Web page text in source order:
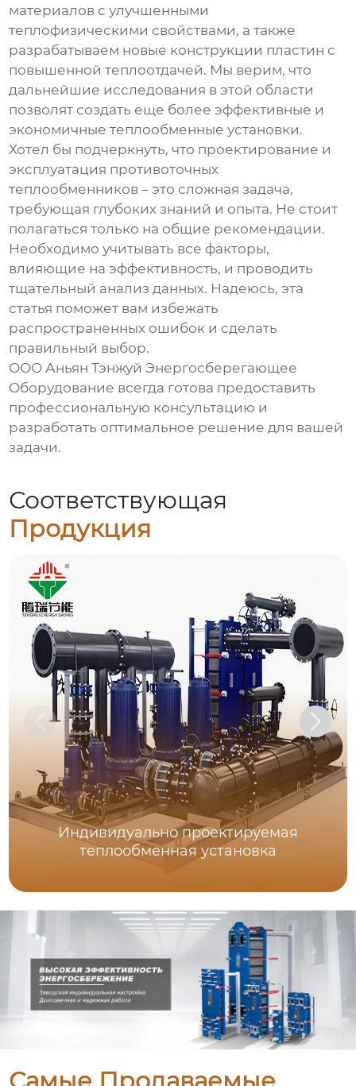
материалов с улучшенными
теплофизическими свойствами, а также
разрабатываем новые конструкции пластин с
повышенной теплоотдачей. Мы верим, что
дальнейшие исследования в этой области
позволят создать еще более эффективные и
экономичные теплообменные установки.
Хотел бы подчеркнуть, что проектирование и
эксплуатация противоточных
теплообменников – это сложная задача,
требующая глубоких знаний и опыта. Не стоит
полагаться только на общие рекомендации.
Необходимо учитывать все факторы,
влияющие на эффективность, и проводить
тщательный анализ данных. Надеюсь, эта
статья поможет вам избежать
распространенных ошибок и сделать
правильный выбор.
ООО Аньян Тэнжуй Энергосберегающее
Оборудование всегда готова предоставить
профессиональную консультацию и
разработать оптимальное решение для вашей
задачи.
Соответствующая
Продукция
Индивидуально проектируемая
теплообменная установка